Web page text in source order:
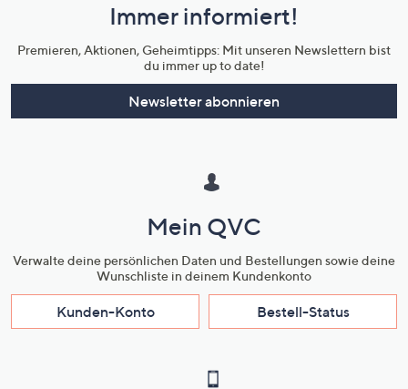
Unternehmensinformationen
Immer informiert!
Premieren, Aktionen, Geheimtipps: Mit unseren Newslettern bist
du immer up to date!
Newsletter abonnieren
Mein QVC
Verwalte deine persönlichen Daten und Bestellungen sowie deine
Wunschliste in deinem Kundenkonto
Kunden-Konto Bestell-Status